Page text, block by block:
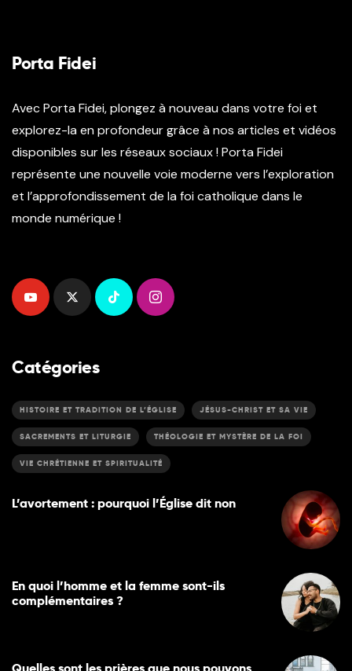
Porta Fidei
Avec Porta Fidei, plongez à nouveau dans votre foi et
explorez-la en profondeur grâce à nos articles et vidéos
disponibles sur les réseaux sociaux ! Porta Fidei
représente une nouvelle voie moderne vers l’exploration
et l’approfondissement de la foi catholique dans le
monde numérique !
Catégories
HISTOIRE ET TRADITION DE L’ÉGLISE JÉSUS-CHRIST ET SA VIE
SACREMENTS ET LITURGIE THÉOLOGIE ET MYSTÈRE DE LA FOI
VIE CHRÉTIENNE ET SPIRITUALITÉ
L’avortement : pourquoi l’Église dit non
En quoi l’homme et la femme sont-ils
complémentaires ?